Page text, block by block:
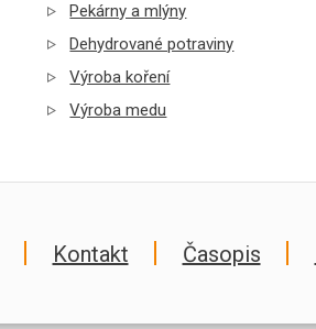
Pekárny a mlýny
Dehydrované potraviny
Výroba koření
Výroba medu
Kontakt Časopis